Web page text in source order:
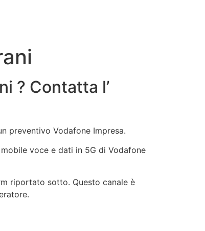
? Contatta l’
preventivo Vodafone Impresa.
voce e dati in 5G di Vodafone
riportato sotto. Questo canale è